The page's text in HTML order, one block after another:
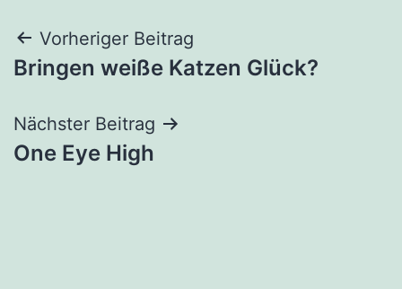
Beitragsnavigation
Vorheriger Beitrag
Bringen weiße Katzen Glück?
Nächster Beitrag
One Eye High